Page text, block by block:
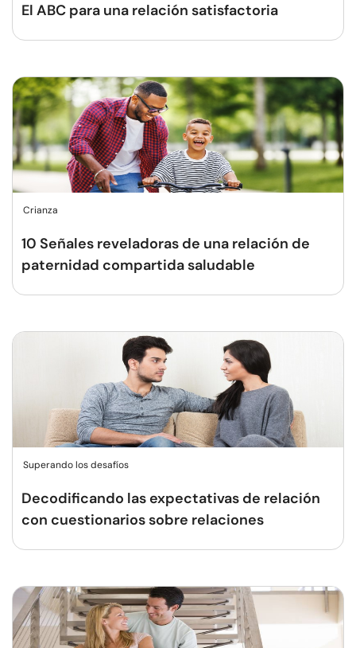
El ABC para una relación satisfactoria
Crianza
10 Señales reveladoras de una relación de
paternidad compartida saludable
Superando los desafíos
Decodificando las expectativas de relación
con cuestionarios sobre relaciones